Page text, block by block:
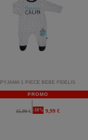
PYJAMA 1 PIECE BEBE FIDELIS
PROMO
15,99 € -38% 9,99 €